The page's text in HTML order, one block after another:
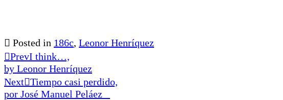
Posted in 186c, Leonor Henríquez
PrevI think…,
by Leonor Henríquez
Next Tiempo casi perdido,
por José Manuel Peláez